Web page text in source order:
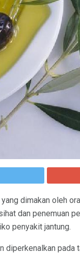
dimakan oleh
dan penemuan
penyakit jantung.
diperkenalkan pada